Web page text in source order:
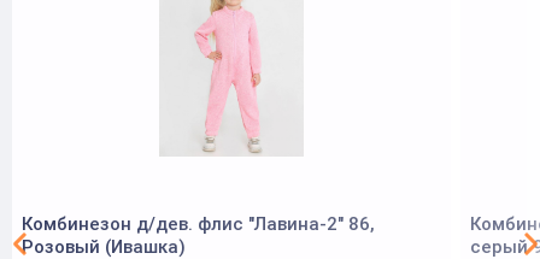
Комбинезон д/дев. флис "Лавина-2" 86,
Розовый (Ивашка)
серый